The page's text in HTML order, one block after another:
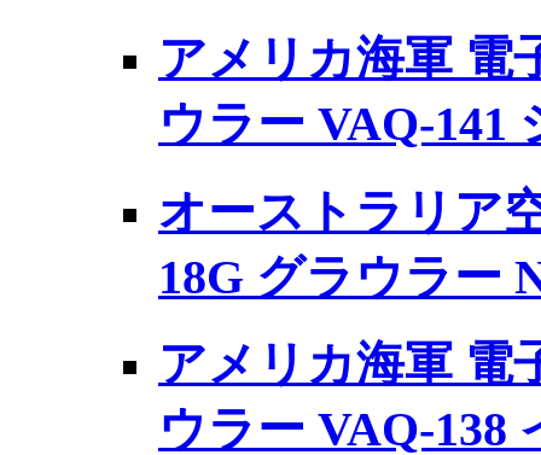
アメリカ海軍 電
ウラー VAQ-141
オーストラリア
18G グラウラー
アメリカ海軍 電
ウラー VAQ-138